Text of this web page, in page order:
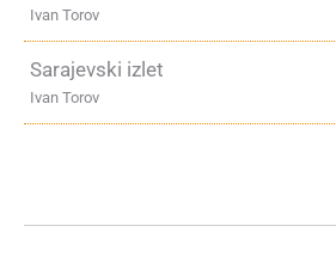
Ivan Torov
Sarajevski izlet
Ivan Torov